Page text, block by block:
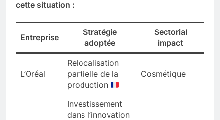
cette situation :
Entreprise
Stratégie
adoptée
Sectorial
impact
L’Oréal
Relocalisation
partielle de la
production
Cosmétique
Investissement
dans l’innovation